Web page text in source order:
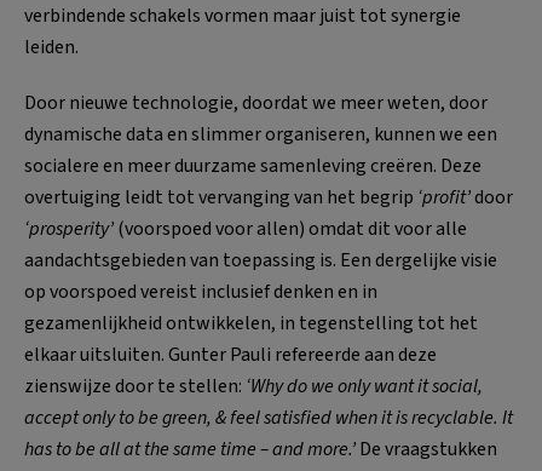
verbindende schakels vormen maar juist tot synergie
leiden.
Door nieuwe technologie, doordat we meer weten, door
dynamische data en slimmer organiseren, kunnen we een
socialere en meer duurzame samenleving creëren. Deze
overtuiging leidt tot vervanging van het begrip ‘profit’door
‘prosperity’(voorspoed voor allen) omdat dit voor alle
aandachtsgebieden van toepassing is. Een dergelijke visie
op voorspoed vereist inclusief denken en in
gezamenlijkheid ontwikkelen, in tegenstelling tot het
elkaar uitsluiten. Gunter Pauli refereerde aan deze
zienswijze door te stellen: ‘Why do we only want it social,
accept only to be green, & feel satisfied when it is recyclable. It
has to be all at the same time – and more.’De vraagstukken